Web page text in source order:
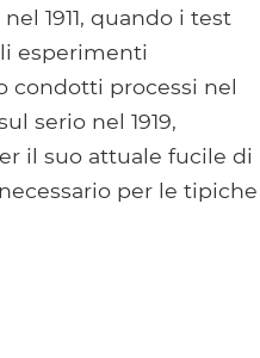
1911, quando i test
esperimenti
condotti processi nel
serio nel 1919,
il suo attuale fucile di
per le tipiche